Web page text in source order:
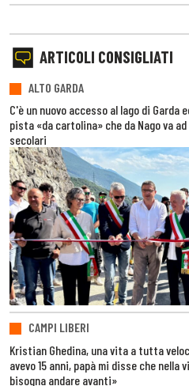
ARTICOLI CONSIGLIATI
ALTO GARDA
C'è un nuovo accesso al lago di
pista «da cartolina» che da Nago va
secolari
CAMPI LIBERI
Kristian Ghedina, una vita a tutta
avevo 15 anni, papà mi disse che nella
bisogna andare avanti»